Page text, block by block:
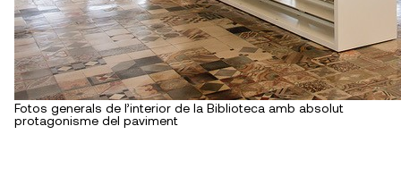
Fotos generals de l’interior de la Biblioteca amb absolut
protagonisme del paviment